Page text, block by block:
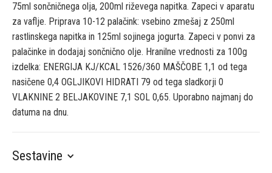
75ml sončničnega olja, 200ml riževega napitka. Zapeci v aparatu
za vaflje. Priprava 10-12 palačink: vsebino zmešaj z 250ml
rastlinskega napitka in 125ml sojinega jogurta. Zapeci v ponvi za
palačinke in dodajaj sončnično olje. Hranilne vrednosti za 100g
izdelka: ENERGIJA KJ/KCAL 1526/360 MAŠČOBE 1,1 od tega
nasičene 0,4 OGLJIKOVI HIDRATI 79 od tega sladkorji 0
VLAKNINE 2 BELJAKOVINE 7,1 SOL 0,65. Uporabno najmanj do
datuma na dnu.
Sestavine